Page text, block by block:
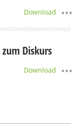
Download
Diskurs
Download